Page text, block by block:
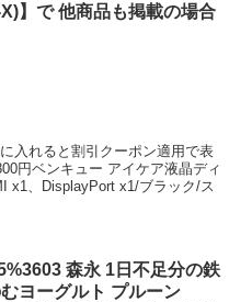
X)】で 他商品も掲載の場合
入れると割引クーポン適用で表
円ベンキュー アイケア液晶ディ
x1、DisplayPort x1/ブラック/ス
森永 1日不足分の鉄
ヨーグルト プルーン